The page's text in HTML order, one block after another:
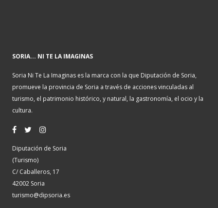
SORIA... NI TE LA IMAGINAS
Soria Ni Te La Imaginas es la marca con la que Diputación de Soria,
promueve la provincia de Soria a través de acciones vinculadas al
turismo, el patrimonio histórico, y natural, la gastronomía, el ocio y la
cultura.
Diputación de Soria
(Turismo)
C/ Caballeros, 17
42002 Soria
turismo@dipsoria.es